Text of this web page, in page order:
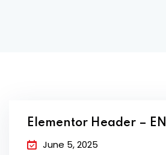
Elementor Header – EN
June 5, 2025